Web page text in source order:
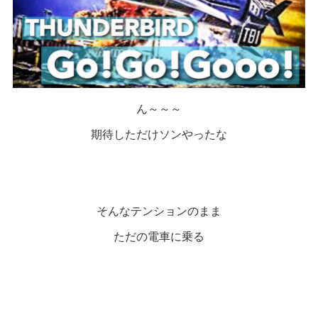
ん～～～
期待しただけソンやったな
そんなテンションのまま
ただの電車に乗る